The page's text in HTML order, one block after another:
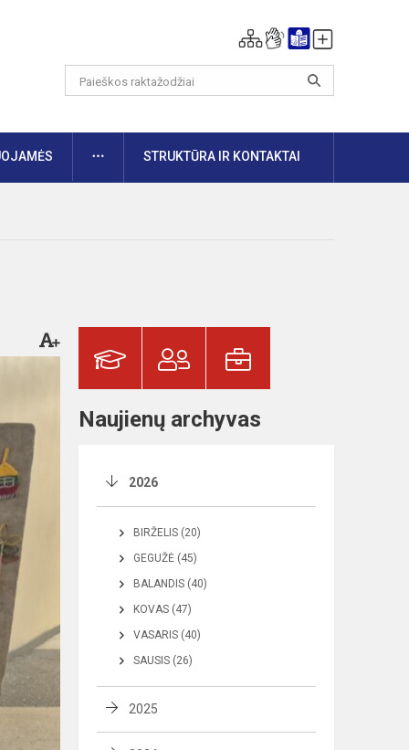
DAUGIAUSTRUKTŪRA IR KONTAKTAI
Naujienų archyvas
2026
BIRŽELIS (20)
GEGUŽĖ (45)
BALANDIS (40)
KOVAS (47)
VASARIS (40)
SAUSIS (26)
2025